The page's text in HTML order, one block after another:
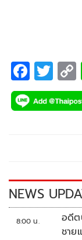
F
ac
e
k
T
wi
tt
NEWS
8:00 น.
อดีต
ชาย